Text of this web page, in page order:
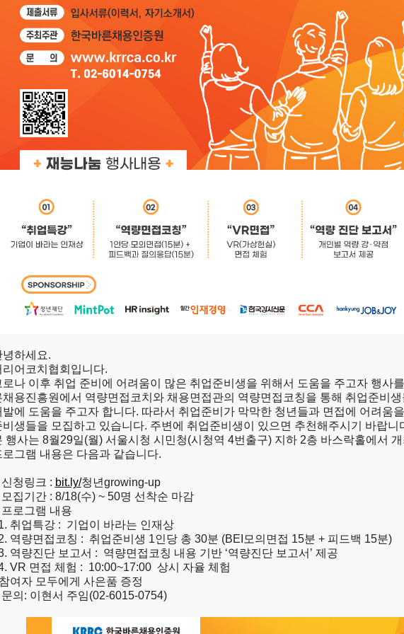
녕하세요.
리어코치협회입니다.
로나 이후 취업 준비에 어려움이 많은 취업준비생을 위해서 도움을 주고자 행사
채용진흥원에서 역량면접코치와 채용면접관의 역량면접코칭을 통해 취업준비
발에 도움을 주고자 합니다. 따라서 취업준비가 막막한 청년들과 면접에 어려움
비생들을 모집하고 있습니다. 주변에 취업준비생이 있으면 추천해주시기 바랍니
행사는 8월29일(월) 서울시청 시민청(시청역 4번출구) 지하 2층 바스락홀에서
로그램 내용은 다음과 같습니다.
신청링크 : bit.ly/청년growing-up
모집기간 : 8/18(수) ~ 50명 선착순 마감
프로그램 내용
취업특강 : 기업이 바라는 인재상
역량면접코칭 : 취업준비생 1인당 총 30분 (BEI 모의면접 15분 + 피드백 15분)
역량진단 보고서 : 역량면접코칭 내용 기반 ‘역량진단 보고서 ’ 제공
VR 면접 체험 : 10:00~17:00 상시 자율 체험
참여자 모두에게 사은품 증정
의 : 이현서 주임(02-6015-0754)